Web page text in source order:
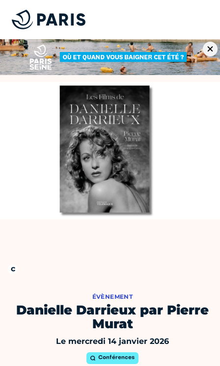
ÉVÈNEMENT
Danielle Darrieux par Pierre
Murat
Le mercredi 14 janvier 2026
Conférences